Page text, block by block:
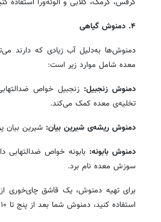
۴. دمنوش گیاهی
دمنوش‌ها به‌دلیل آب زیادی که دارند
معده شامل موارد زیر است:
دمنوش زنجبیل: زنجبیل خواص
تخلیه‌ی معده کمک می‌کند.
دمنوش ریشه‌ی شیرین بیان: شیرین بیان
دمنوش بابونه: بابونه خواص ضدالتهابی
سوزش معده نام برد.
برای تهیه‌ دمنوش، یک قاشق چای‌خوری از
استفاده ‌کنید، دمنوش شما بعد از پنج تا ۱۰ دقیقه آماده است. در صورتی که به‌سراغ ریشه‌